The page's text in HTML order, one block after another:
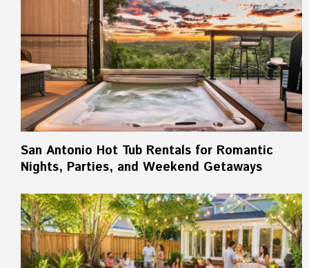
San Antonio Hot Tub Rentals for Romantic
Nights, Parties, and Weekend Getaways